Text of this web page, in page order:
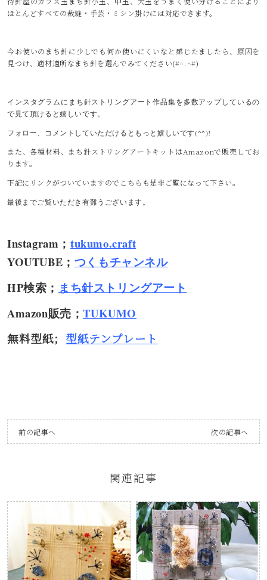
ほとんどすべての裁縫・手芸・ミシン掛けには対応できます。
今お使いのまち針に少しでも何か使いにくいなと感じたましたら、原因を
見つけ、適材適所なまち針を選んでみてください(#^.^#)
インスタグラムにまち針ストリングアート作品集を多数アップしているの
で見て頂けると嬉しいです。
フォロー、コメントしていただけるともっと嬉しいです(^^)!
また、各種材料、まち針ストリングアートキットはAmazonで販売してお
ります。
下記にリンクがついていますのでこちらも是非ご覧になって下さい。
最後までご覧いただき有難うございます。
Instagram； tukumo.craft
YOUTUBE； つくもチャンネル
HP検索； まち針ストリングアート
Amazon販売；TUKUMO
無料型紙； 型紙テンプレート
前の記事へ 次の記事へ
関連記事